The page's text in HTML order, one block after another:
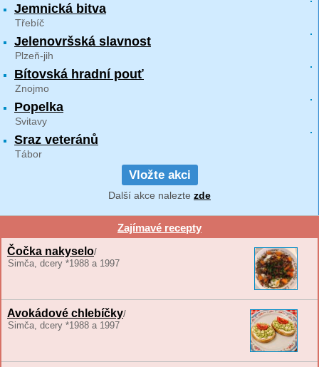
Jemnická bitva
Třebíč
Jelenovršská slavnost
Plzeň-jih
Bítovská hradní pouť
Znojmo
Popelka
Svitavy
Sraz veteránů
Tábor
Vložte akci
Další akce nalezte zde
Zajímavé recepty
Čočka nakyselo/
Simča, dcery *1988 a 1997
Avokádové chlebíčky/
Simča, dcery *1988 a 1997